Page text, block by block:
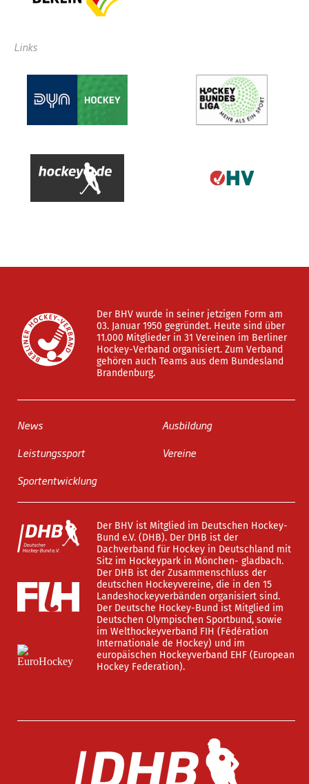
Links
Der BHV wurde in seiner jetzigen Form am
03. Januar 1950 gegründet. Heute sind über
11.000 Mitglieder in 31 Vereinen im Berliner
Hockey-Verband organisiert. Zum Verband
gehören auch Teams aus dem Bundesland
Brandenburg.
News
Leistungssport
Sportentwicklung
Ausbildung
Vereine
Der BHV ist Mitglied im Deutschen Hockey-
Bund e.V. (DHB). Der DHB ist der
Dachverband für Hockey in Deutschland mit
Sitz im Hockeypark in Mönchen- gladbach.
Der DHB ist der Zusammenschluss der
deutschen Hockeyvereine, die in den 15
Landeshockeyverbänden organisiert sind.
Der Deutsche Hockey-Bund ist Mitglied im
Deutschen Olympischen Sportbund, sowie
im Welthockeyverband FIH (Fédération
Internationale de Hockey) und im
europäischen Hockeyverband EHF (European
Hockey Federation).